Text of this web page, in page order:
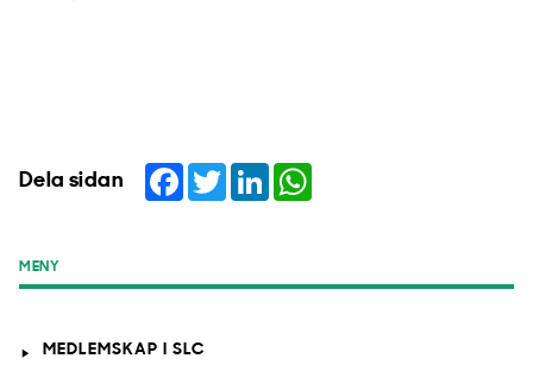
Dela sidan Facebook
TwitterLinkedIn
MENY
MEDLEMSKAP I SLC